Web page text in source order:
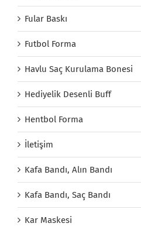
Fular Baskı
Futbol Forma
Havlu Saç Kurulama Bonesi
Hediyelik Desenli Buff
Hentbol Forma
İletişim
Kafa Bandı, Alın Bandı
Kafa Bandı, Saç Bandı
Kar Maskesi